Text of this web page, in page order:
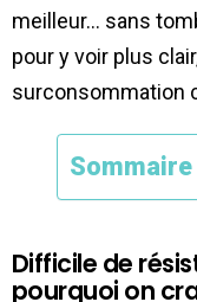
meilleur… sans
pour y voir plus
surconsommation
Sommaire
Difficile de
pourquoi on